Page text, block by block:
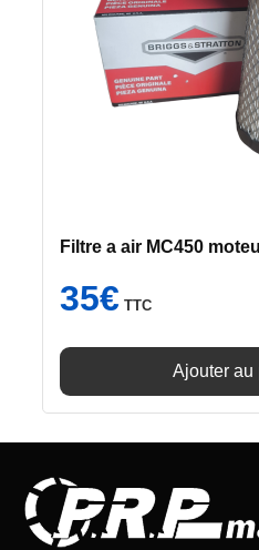
Filtre a air MC450
35€ TTC
Ajouter au